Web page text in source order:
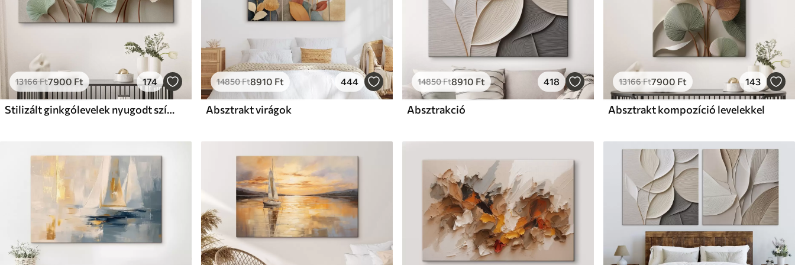
13166Ft7900 Ft 174
Stilizált ginkgólevelek nyugodt színekben
14850Ft8910 Ft 444
Absztrakt virágok
14850Ft8910 Ft 418
Absztrakció
13166Ft7900 Ft 143
Absztrakt kompozíció levelekkel